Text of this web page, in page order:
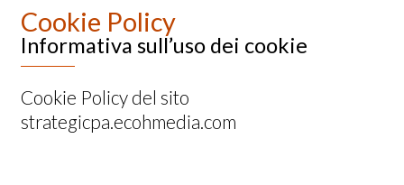
Cookie Policy
Informativa sull’uso dei cookie
Cookie Policy del sito
strategicpa.ecohmedia.com